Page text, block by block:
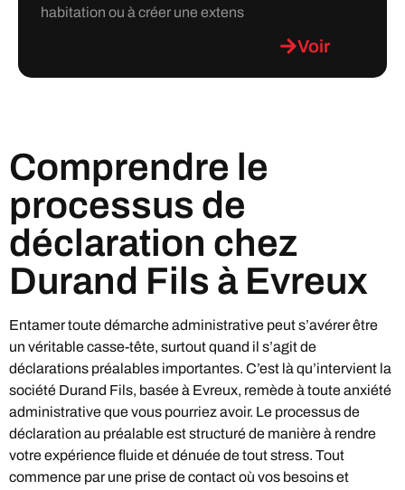
habitation ou à créer une extens
Voir
Comprendre le
processus de
déclaration chez
Durand Fils à Evreux
Entamer toute démarche administrative peut s’avérer être
un véritable casse-tête, surtout quand il s’agit de
déclarations préalables importantes. C’est là qu’intervient la
société Durand Fils, basée à Evreux, remède à toute anxiété
administrative que vous pourriez avoir. Le processus de
déclaration au préalable est structuré de manière à rendre
votre expérience fluide et dénuée de tout stress. Tout
commence par une prise de contact où vos besoins et